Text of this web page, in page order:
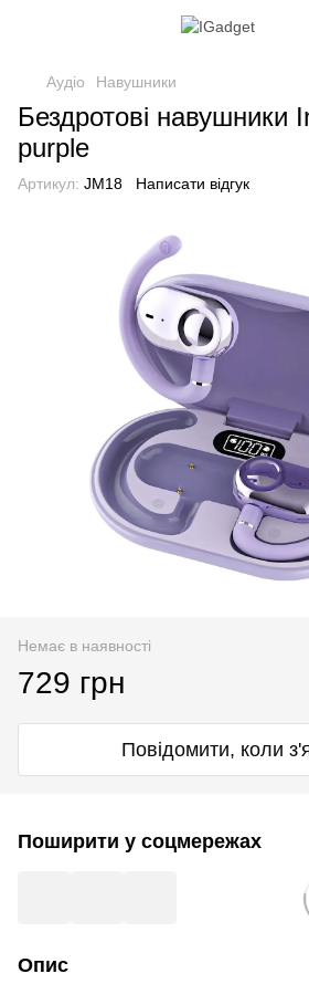
Аудіо Навушники
Бездротові навушники
purple
Артикул: JM18 Написати відгук
Немає в наявності
729 грн
Повідомити, коли
Поширити у соцмережах
Опис